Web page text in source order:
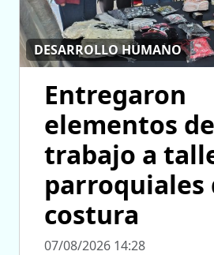
DESARROLLO HUMANO
Entregaron
elementos de
trabajo a
parroquiales
costura
07/08/2026 14:28